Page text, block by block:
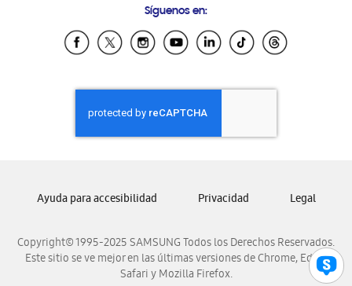
Samsung Ecuador
Samsung El Salvador
Samsung Honduras
Samsung Nicaragua
Samsung Panamá
Samsung Venezuela
Síguenos en:
Copyright© 1995-2025 SAMSUNG Todos los Derechos Reservados.
Este sitio se ve mejor en las últimas versiones de Chrome, Edge,
Safari y Mozilla Firefox.
Ayuda para accesibilidad Privacidad Legal